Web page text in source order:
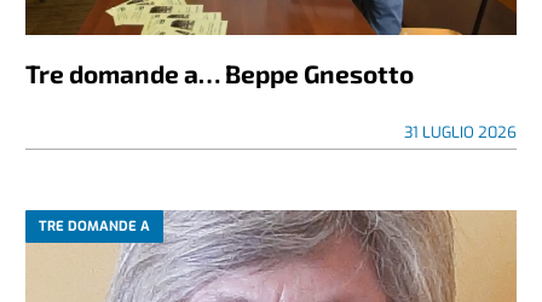
Tre domande a… Beppe Gnesotto
31 LUGLIO 2026
TRE DOMANDE A